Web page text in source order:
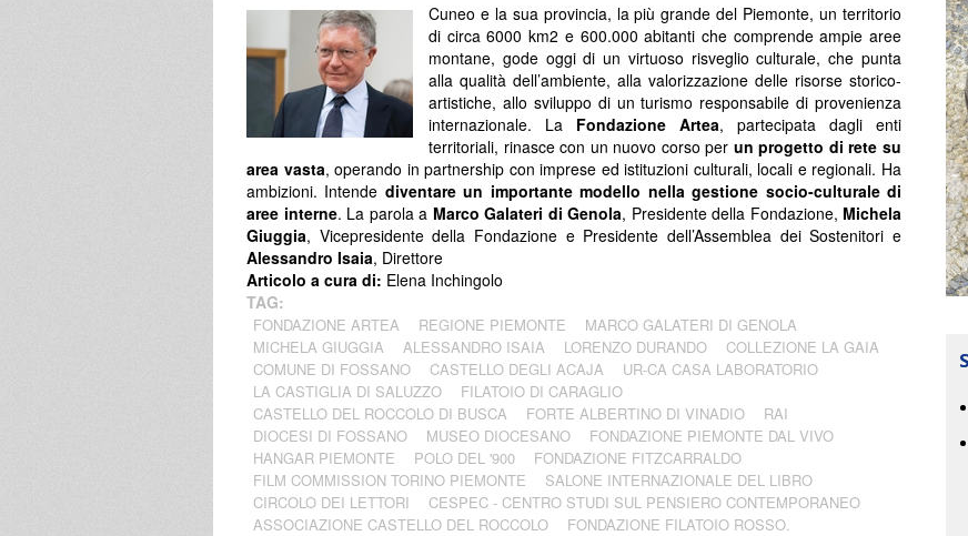
Cuneo e la sua provincia, la più grande del Piemonte, un territorio
di circa 6000 km2 e 600.000 abitanti che comprende ampie aree
montane, gode oggi di un virtuoso risveglio culturale, che punta
alla qualità dell’ambiente, alla valorizzazione delle risorse storico-
artistiche, allo sviluppo di un turismo responsabile di provenienza
internazionale. La Fondazione Artea, partecipata dagli enti
territoriali, rinasce con un nuovo corso per un progetto di rete su
area vasta, operando in partnership con imprese ed istituzioni culturali, locali e regionali. Ha
ambizioni. Intende diventare un importante modello nella gestione socio-culturale di
aree interne. La parola a Marco Galateri di Genola, Presidente della Fondazione, Michela
Giuggia, Vicepresidente della Fondazione e Presidente dell’Assemblea dei Sostenitori e
Alessandro Isaia, Direttore
Articolo a cura di: Elena Inchingolo
TAG:
FONDAZIONE ARTEA REGIONE PIEMONTE
MARCO GALATERI DI GENOLA
MICHELA GIUGGIA
ALESSANDRO ISAIA LORENZO DURANDO
COLLEZIONE LA GAIA
COMUNE DI FOSSANO
CASTELLO DEGLI ACAJA
UR-CA CASA LABORATORIO
LA CASTIGLIA DI SALUZZO
FILATOIO DI CARAGLIO
CASTELLO DEL ROCCOLO DI BUSCA
FORTE ALBERTINO DI VINADIO
RAI
DIOCESI DI FOSSANO
MUSEO DIOCESANO
FONDAZIONE PIEMONTE DAL VIVO
HANGAR PIEMONTE
POLO DEL '900
FONDAZIONE FITZCARRALDO
FILM COMMISSION TORINO PIEMONTE
SALONE INTERNAZIONALE DEL LIBRO
CIRCOLO DEI LETTORI
CESPEC - CENTRO STUDI SUL PENSIERO CONTEMPORANEO
ASSOCIAZIONE CASTELLO DEL ROCCOLO
FONDAZIONE FILATOIO ROSSO.